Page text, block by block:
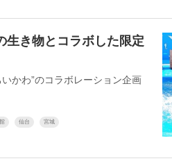
き物とコラボした限定
かわ”のコラボレーション企画
仙台 宮城